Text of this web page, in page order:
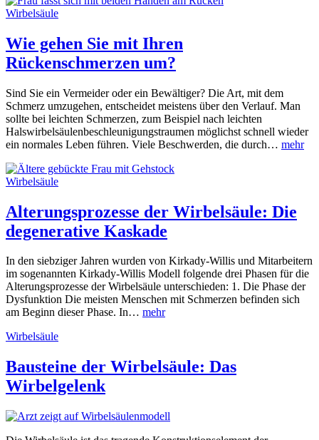
Wirbelsäule
Wie gehen Sie mit Ihren
Rückenschmerzen um?
Sind Sie ein Vermeider oder ein Bewältiger? Die Art, mit dem
Schmerz umzugehen, entscheidet meistens über den Verlauf. Man
sollte bei leichten Schmerzen, zum Beispiel nach leichten
Halswirbelsäulenbeschleunigungstraumen möglichst schnell wieder
ein normales Leben führen. Viele Beschwerden, die durch… mehr
Wirbelsäule
Alterungsprozesse der Wirbelsäule: Die
degenerative Kaskade
In den siebziger Jahren wurden von Kirkady-Willis und Mitarbeitern
im sogenannten Kirkady-Willis Modell folgende drei Phasen für die
Alterungsprozesse der Wirbelsäule unterschieden: 1. Die Phase der
Dysfunktion Die meisten Menschen mit Schmerzen befinden sich
am Beginn dieser Phase. In… mehr
Wirbelsäule
Bausteine der Wirbelsäule: Das
Wirbelgelenk